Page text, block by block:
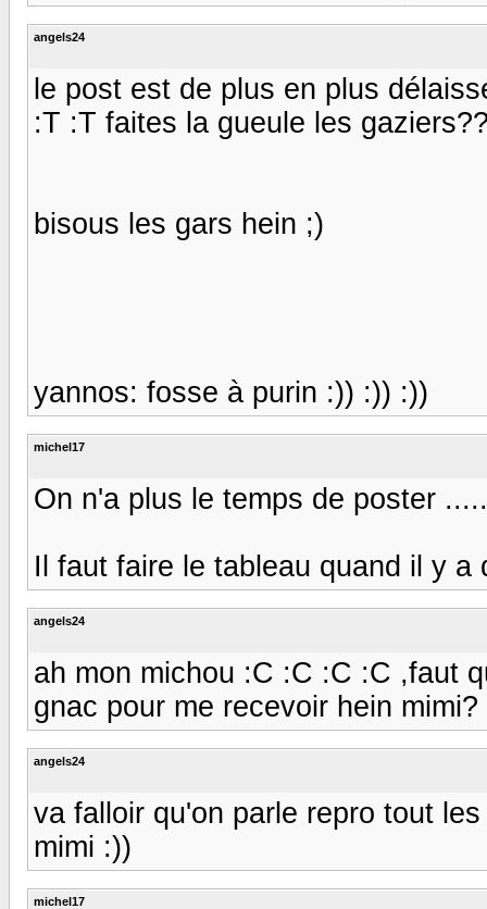
angels24
le post est de plus en plus
:T :T faites la gueule les
bisous les gars hein ;)
yannos: fosse à purin :)) :)) :))
michel17
On n'a plus le temps de poster
Il faut faire le tableau quand il y a
angels24
ah mon michou :C :C :C :C ,faut
gnac pour me recevoir hein
angels24
va falloir qu'on parle repro tout
mimi :))
michel17